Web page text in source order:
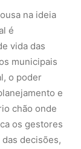
na ideia
é
vida das
municipais
o poder
e
chão onde
os gestores
decisões,